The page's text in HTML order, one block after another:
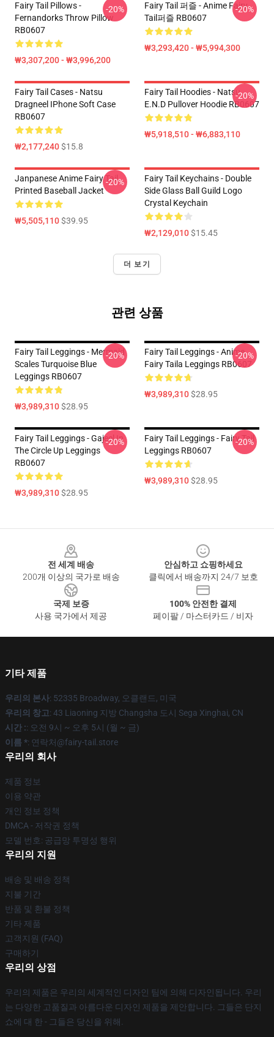
Fairy Tail Pillows -
Fernandorks Throw Pillow
RB0607
₩3,307,200 - ₩3,996,200
-20%
Fairy Tail 퍼즐 - Anime Fairy
Tail퍼즐 RB0607
₩3,293,420 - ₩5,994,300
-20%
Fairy Tail Cases - Natsu
Dragneel IPhone Soft Case
RB0607
₩2,177,240$15.8
Fairy Tail Hoodies - Natsu
E.N.D Pullover Hoodie RB0607
₩5,918,510 - ₩6,883,110
-20%
Janpanese Anime Fairy Tail
Printed Baseball Jacket
₩5,505,110$39.95
-20%
Fairy Tail Keychains - Double
Side Glass Ball Guild Logo
Crystal Keychain
₩2,129,010$15.45
더 보기
관련 상품
Fairy Tail Leggings - Mermaid
Scales Turquoise Blue
Leggings RB0607
₩3,989,310$28.95
-20%
Fairy Tail Leggings - Anime
Fairy Taila Leggings RB0607
₩3,989,310$28.95
-20%
Fairy Tail Leggings - Gajeel In
The Circle Up Leggings
RB0607
₩3,989,310$28.95
-20%
Fairy Tail Leggings - Fairy Tail
Leggings RB0607
₩3,989,310$28.95
-20%
전 세계 배송
200개 이상의 국가로 배송
안심하고 쇼핑하세요
클릭에서 배송까지 24/7 보호
국제 보증
사용 국가에서 제공
100% 안전한 결제
페이팔 / 마스터카드 / 비자
기타 제품
우리의 본사: 52335 Broadway, 오클랜드, 미국
우리의 창고: 43 Liaoning 지방 Changsha 도시 Sega Xinghai, CN
시간 :: 오전 9시 ~ 오후 5시 (월 ~ 금)
이름 *: 연락처@fairy-tail.store
우리의 회사
제품 정보
이용 약관
개인 정보 정책
DMCA - 저작권 정책
모델 번호: 공급망 투명성 행위
우리의 지원
배송 및 배송 정책
지불 기간
반품 및 환불 정책
기타 제품
고객지원 (FAQ)
구매하기
우리의 상점
우리의 제품은 우리의 세계적인 디자인 팀에 의해 디자인됩니다. 우리
는 다양한 고품질과 아름다운 디자인 제품을 제안합니다. 그들은 단지
쇼에 대 한 - 그들은 당신을 위해.